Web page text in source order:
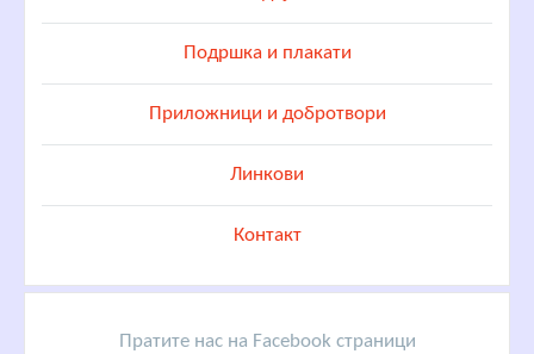
Подршка и плакати
Приложници и добротвори
Линкови
Контакт
Пратите нас на Facebook страници